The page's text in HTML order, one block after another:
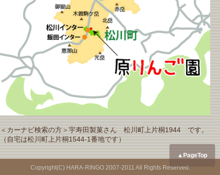
＜カーナビ検索の方＞宇寿田製菓さん 松川町上片桐1944 です。
（自宅は松川町上片桐1544-1番地です）
Copyright(C) HARA-RINGO 2007-2011 All Rights Reserved.
▲PageTop